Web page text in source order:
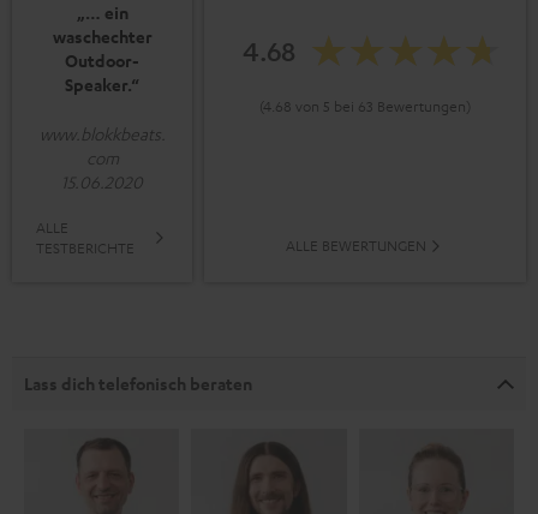
„… ein
waschechter
Outdoor-
Speaker.“
www.blokkbeats.
com
15.06.2020
ALLE
TESTBERICHTE
4.68
(4.68 von 5 bei 63 Bewertungen)
ALLE BEWERTUNGEN
Lass dich telefonisch beraten